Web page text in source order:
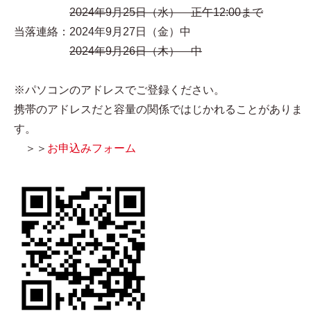
2024年9月25日（水） 正午12:00まで
当落連絡：2024年9月27日（金）中
2024年9月26日（木） 中
※パソコンのアドレスでご登録ください。
携帯のアドレスだと容量の関係ではじかれることがありま
す。
＞＞ お申込みフォーム